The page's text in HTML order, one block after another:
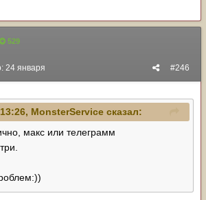
529
#246
24 января
MonsterService сказал:
макс или телеграмм